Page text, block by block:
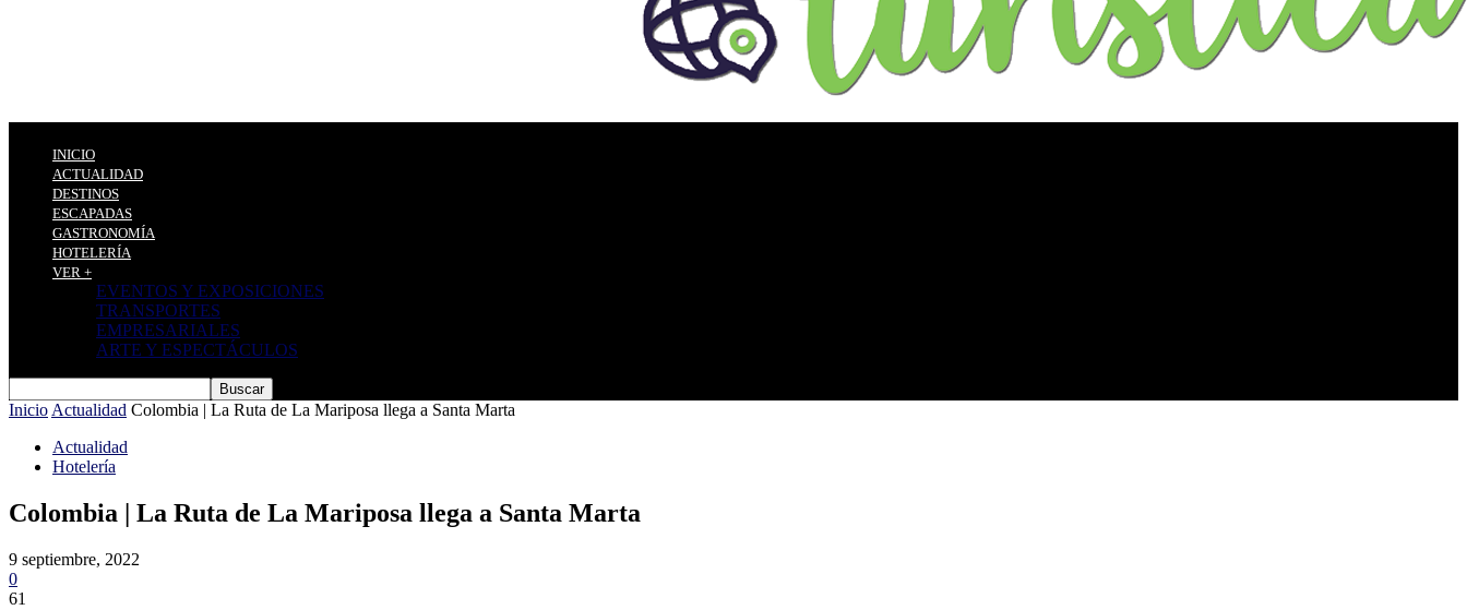
INICIO
ACTUALIDAD
DESTINOS
ESCAPADAS
GASTRONOMÍA
HOTELERÍA
VER +
EVENTOS Y EXPOSICIONES
TRANSPORTES
EMPRESARIALES
ARTE Y ESPECTÁCULOS
Inicio Actualidad Colombia | La Ruta de La Mariposa llega a Santa Marta
Actualidad
Hotelería
Colombia | La Ruta de La Mariposa llega a Santa Marta
9 septiembre, 2022
0
61